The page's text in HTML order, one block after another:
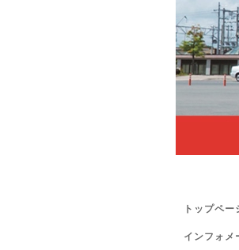
トップペー
インフォメ